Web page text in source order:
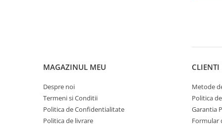
Consumabile
Consumabile drujbe
Consumabile motocoase
MAGAZINUL MEU
Despre noi
Termeni si Conditii
Politica de Confidentialitate
Politica de livrare
CLIENTI
Metode
Politica
Garantia
Formular